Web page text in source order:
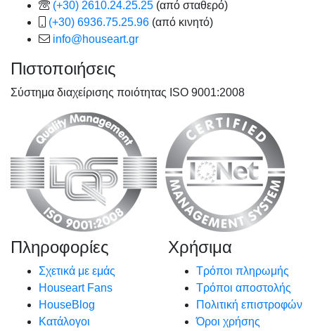
(+30) 2610.24.25.25 (από σταθερό)
(+30) 6936.75.25.96 (από κινητό)
info@houseart.gr
Πιστοποιήσεις
Σύστημα διαχείρισης ποιότητας ISO 9001:2008
Πληροφορίες
Σχετικά με εμάς
Houseart Fans
HouseBlog
Κατάλογοι
Χρήσιμα
Τρόποι πληρωμής
Τρόποι αποστολής
Πολιτική επιστροφών
Όροι χρήσης